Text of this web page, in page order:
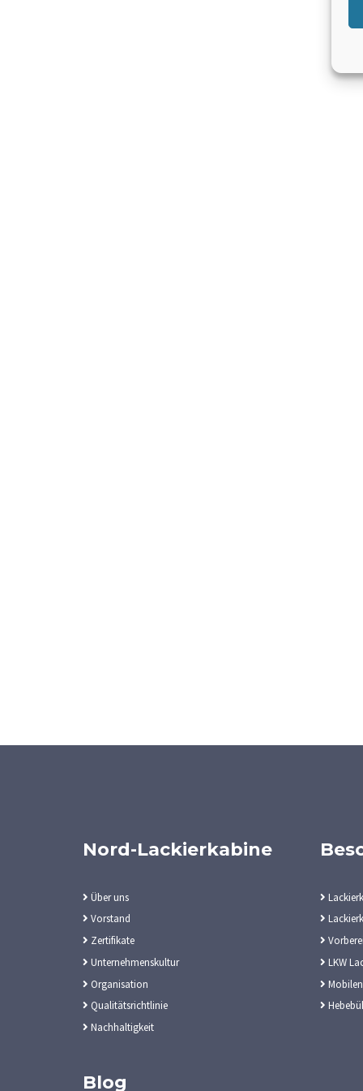
Nord-Lackierkabine
Über uns
Vorstand
Zertifikate
Unternehmenskultur
Organisation
Qualitätsrichtlinie
Nachhaltigkeit
Blog
LKW